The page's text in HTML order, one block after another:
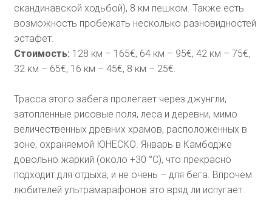
скандинавской ходьбой), 8 км пешком. Также есть
возможность пробежать несколько разновидностей
эстафет.
Стоимость: 128 км – 165€, 64 км – 95€, 42 км – 75€,
32 км – 65€, 16 км – 45€, 8 км – 25€.
Трасса этого забега пролегает через джунгли,
затопленные рисовые поля, леса и деревни, мимо
величественных древних храмов, расположенных в
зоне, охраняемой ЮНЕСКО. Январь в Камбодже
довольно жаркий (около +30 °C), что прекрасно
подходит для отдыха, и не очень – для бега. Впрочем
любителей ультрамарафонов это вряд ли испугает.